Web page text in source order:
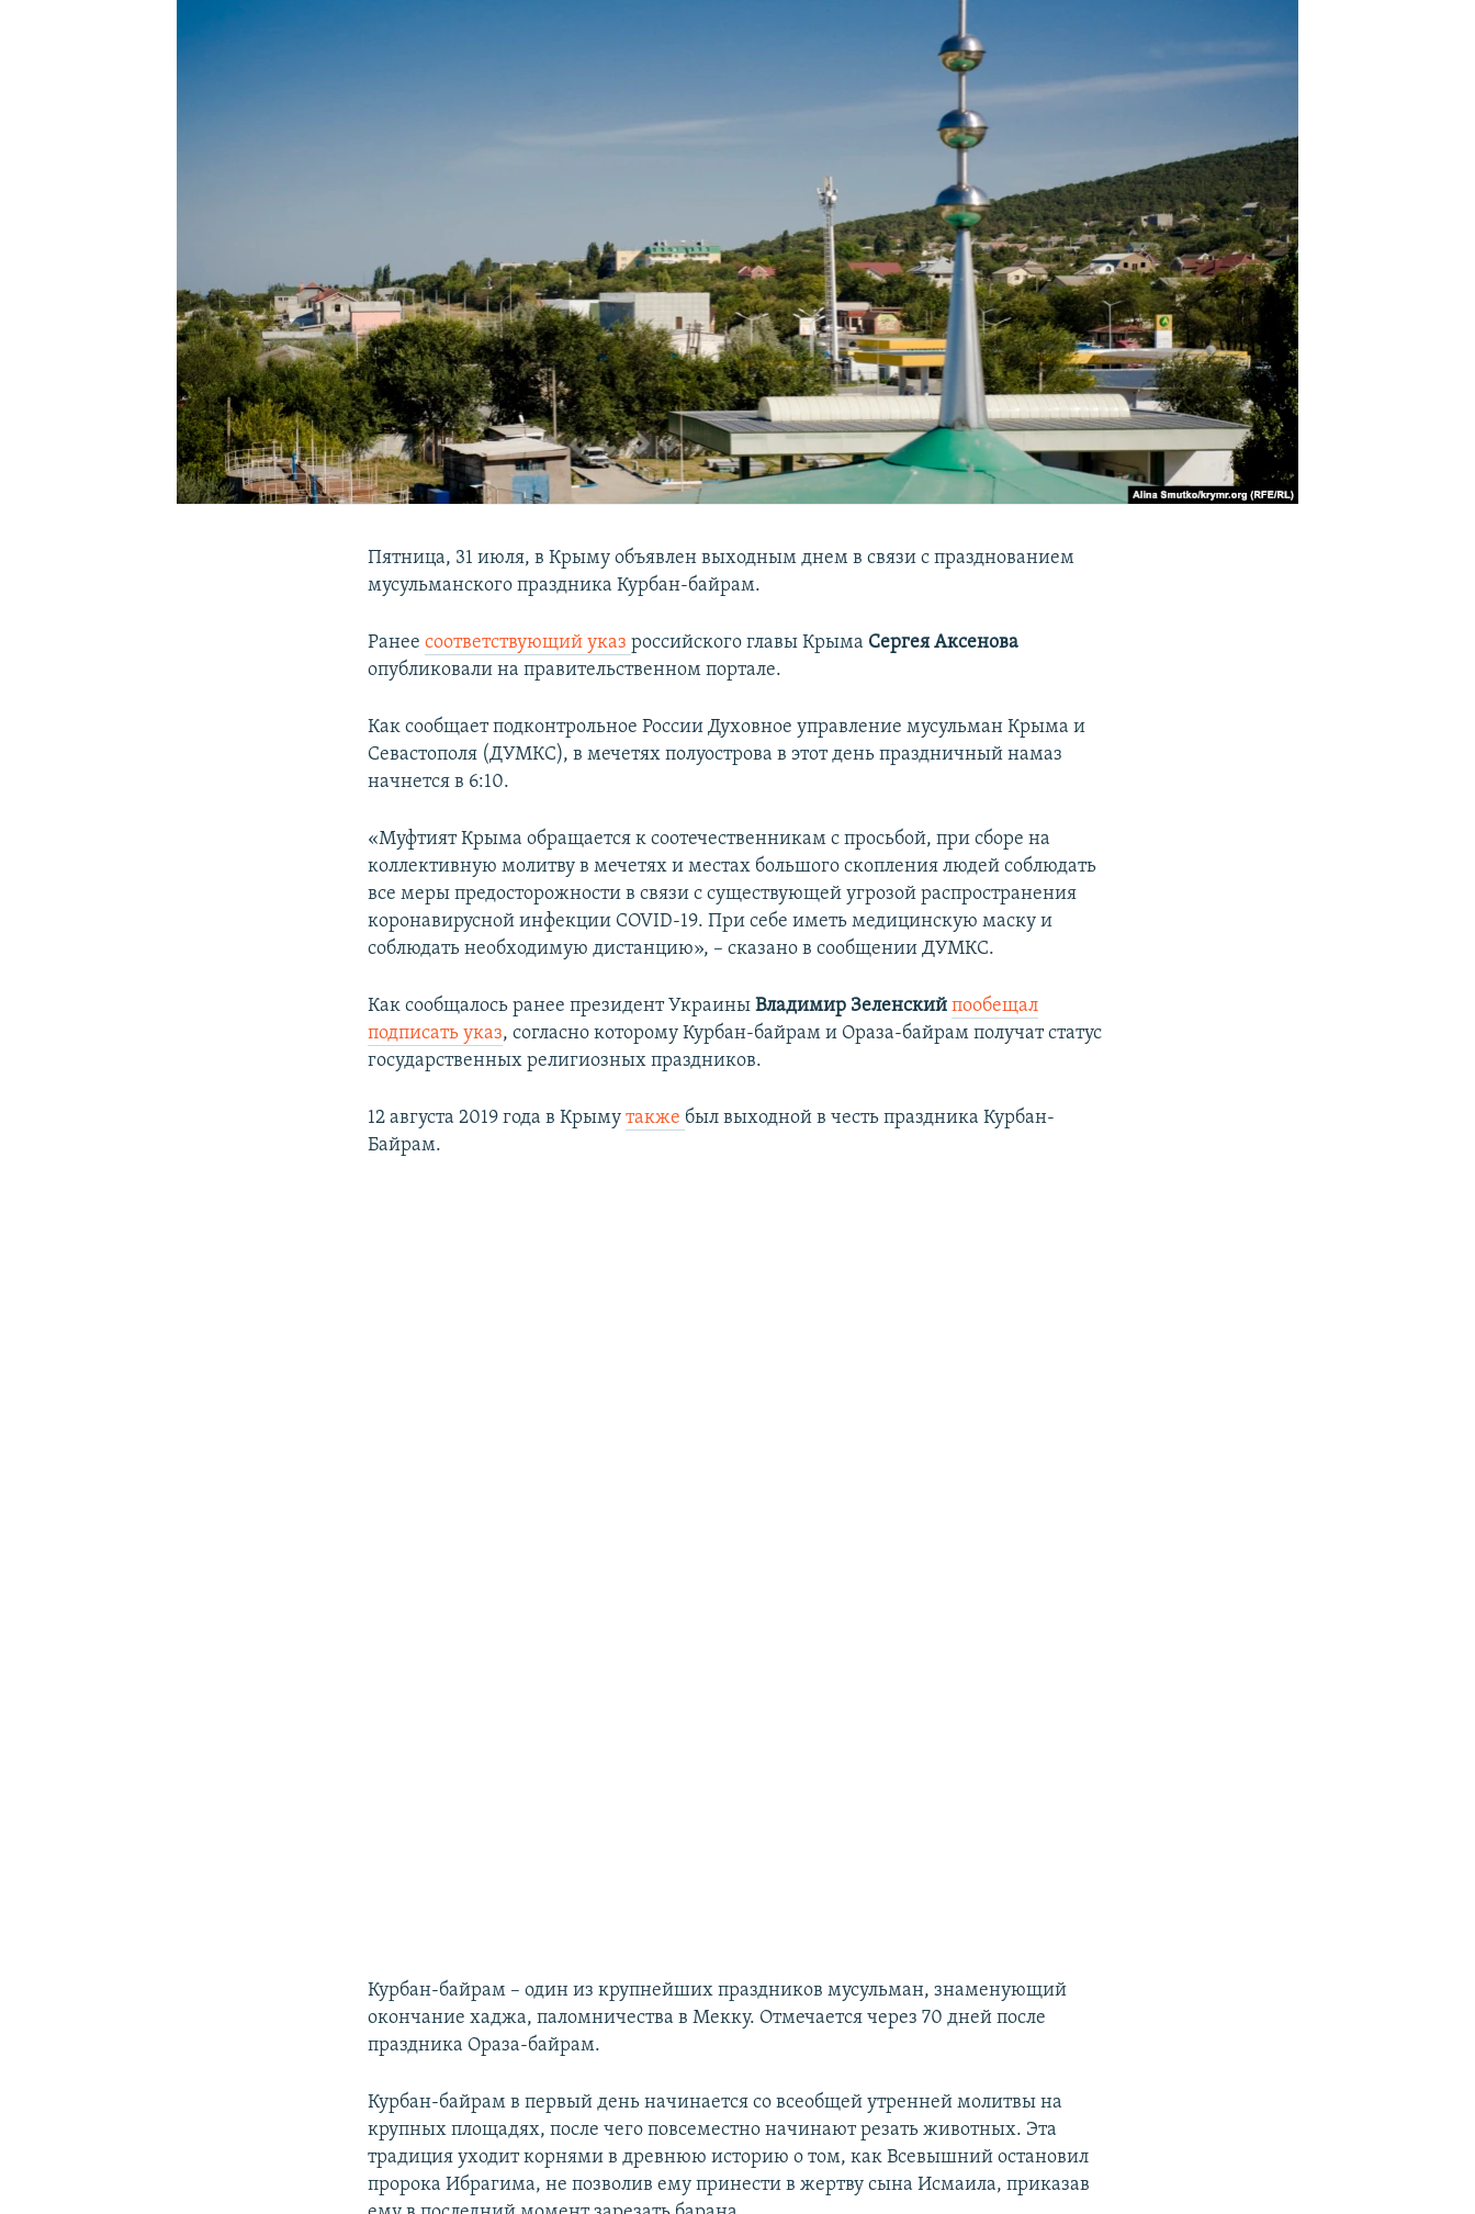
Пятница, 31 июля, в Крыму объявлен выходным днем в связи с празднованием
мусульманского праздника Курбан-байрам.
Ранеесоответствующий указроссийского главы Крыма Сергея Аксенова
опубликовали на правительственном портале.
Как сообщает подконтрольное России Духовное управление мусульман Крыма и
Севастополя (ДУМКС), в мечетях полуострова в этот день праздничный намаз
начнется в 6:10.
«Муфтият Крыма обращается к соотечественникам с просьбой, при сборе на
коллективную молитву в мечетях и местах большого скопления людей соблюдать
все меры предосторожности в связи с существующей угрозой распространения
коронавирусной инфекции COVID-19. При себе иметь медицинскую маску и
соблюдать необходимую дистанцию», – сказано в сообщении ДУМКС.
Как сообщалось ранее президент УкраиныВладимир Зеленскийпообещал
подписать указ, согласно которому Курбан-байрам и Ораза-байрам получат статус
государственных религиозных праздников.
12 августа 2019 года в Крымутакже был выходной в честь праздника Курбан-
Байрам.
Курбан-байрам – один из крупнейших праздников мусульман, знаменующий
окончание хаджа, паломничества в Мекку. Отмечается через 70 дней после
праздника Ораза-байрам.
Курбан-байрам в первый день начинается со всеобщей утренней молитвы на
крупных площадях, после чего повсеместно начинают резать животных. Эта
традиция уходит корнями в древнюю историю о том, как Всевышний остановил
пророка Ибрагима, не позволив ему принести в жертву сына Исмаила, приказав